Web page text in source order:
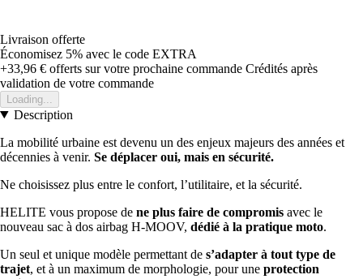
Livraison offerte
Économisez 5% avec le code EXTRA
+33,96 € offerts sur votre prochaine commande Crédités après
validation de votre commande
Loading...
Description
La mobilité urbaine est devenu un des enjeux majeurs des années et
décennies à venir. Se déplacer oui, mais en sécurité.
Ne choisissez plus entre le confort, l’utilitaire, et la sécurité.
HELITE vous propose de ne plus faire de compromis avec le
nouveau sac à dos airbag H-MOOV, dédié à la pratique moto.
Un seul et unique modèle permettant de s’adapter à tout type de
trajet, et à un maximum de morphologie, pour une protection